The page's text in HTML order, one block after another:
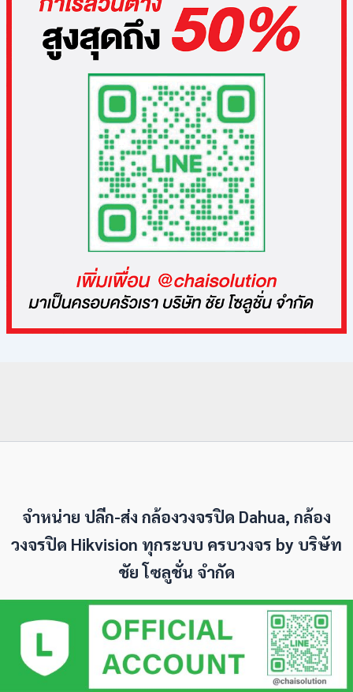
จำหน่าย ปลีก-ส่ง กล้องวงจรปิด Dahua, กล้อง
วงจรปิด Hikvision ทุกระบบ ครบวงจร by บริษัท
ชัย โซลูชั่น จำกัด